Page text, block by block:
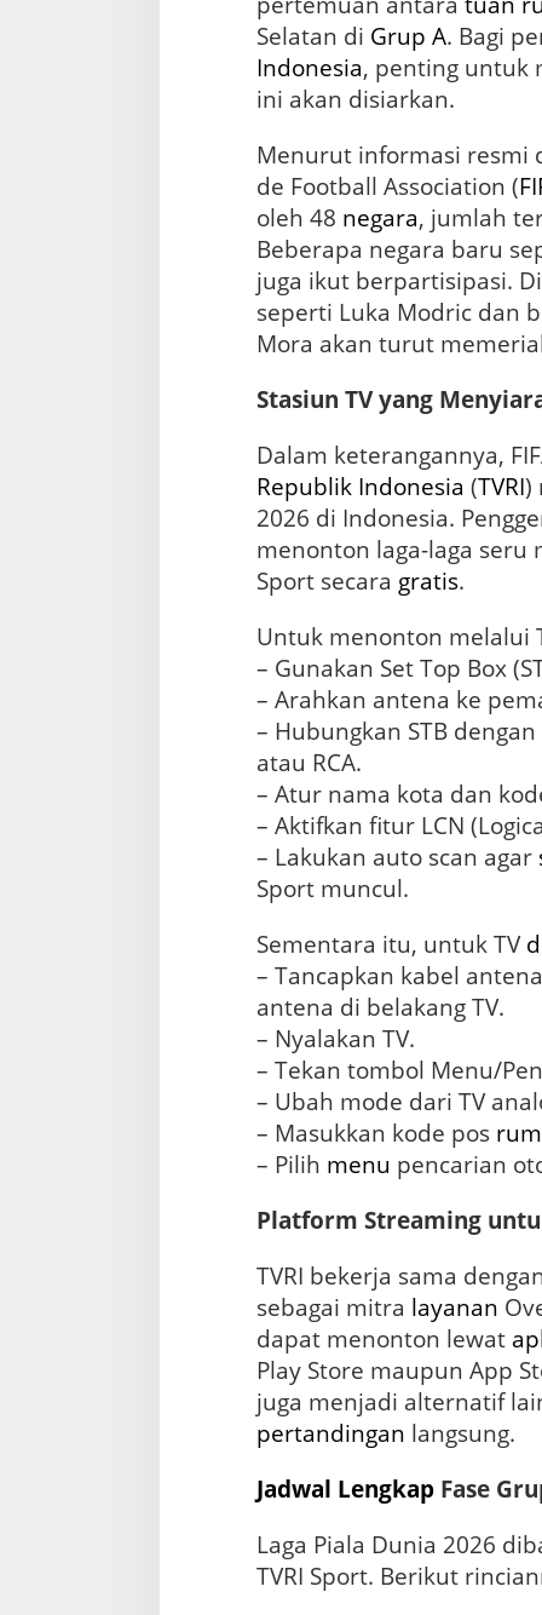
i
I
n
d
e
i
a
Selatan di Grup A. Bagi
Indonesia, penting untuk
ini akan disiarkan.
Menurut informasi resmi
de Football Association (
oleh 48 negara, jumlah
Beberapa negara baru
juga ikut berpartisipasi.
seperti Luka Modric dan
Mora akan turut
Stasiun TV yang
Dalam keterangannya,
Republik Indonesia (TVRI)
2026 di Indonesia.
menonton laga-laga seru
Sport secara gratis.
Untuk menonton melalui
– Gunakan Set Top Box
– Arahkan antena ke
– Hubungkan STB
atau RCA.
– Atur nama kota dan
– Aktifkan fitur LCN
– Lakukan auto scan agar
Sport muncul.
Sementara itu, untuk TV
– Tancapkan kabel
antena di belakang TV.
– Nyalakan TV.
– Tekan tombol Menu/
– Ubah mode dari TV
– Masukkan kode pos
– Pilih menu pencarian
Platform Streaming
TVRI bekerja sama
sebagai mitra layanan
dapat menonton lewat
Play Store maupun App
juga menjadi alternatif
pertandingan langsung.
Jadwal LengkapFase
Laga Piala Dunia 2026
TVRI Sport. Berikut